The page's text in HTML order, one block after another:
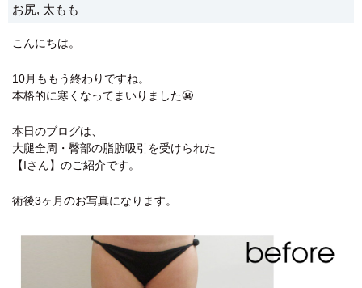
お尻, 太もも
こんにちは。
10月ももう終わりですね。
本格的に寒くなってまいりました😬
本日のブログは、
大腿全周・臀部の脂肪吸引を受けられた
【Iさん】のご紹介です。
術後3ヶ月のお写真になります。